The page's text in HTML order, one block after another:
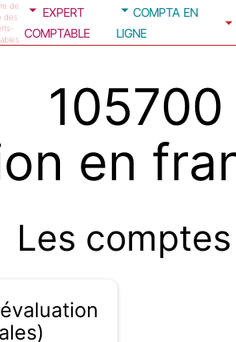
de
des
expert
comptable
compta en
ligne
en
Les